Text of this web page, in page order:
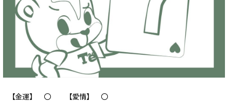
【金運】 〇 【愛情】 〇